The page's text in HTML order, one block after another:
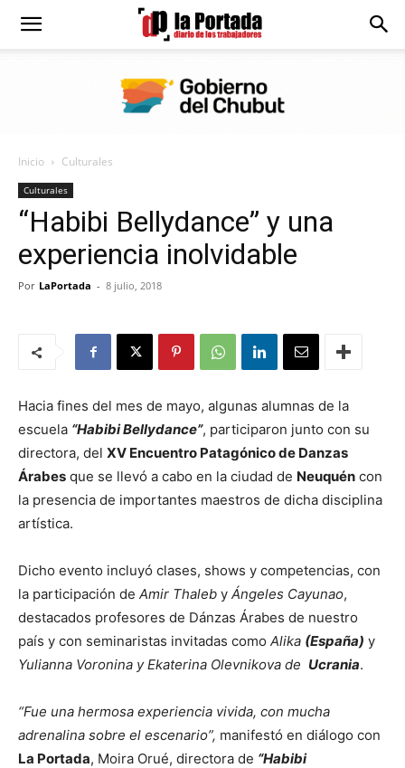
Diario
Portada
Inicio Culturales
Culturales
“Habibi Bellydance” y una
experiencia inolvidable
Por LaPortada - 8 julio, 2018
Hacia fines del mes de mayo, algunas alumnas de la
escuela “Habibi Bellydance”, participaron junto con su
directora, del XV Encuentro Patagónico de Danzas
Árabes que se llevó a cabo en la ciudad de Neuquén con
la presencia de importantes maestros de dicha disciplina
artística.
Dicho evento incluyó clases, shows y competencias, con
la participación de Amir Thaleb y Ángeles Cayunao,
destacados profesores de Dánzas Árabes de nuestro
país y con seminaristas invitadas como Alika (España) y
Yulianna Voronina y Ekaterina Olevnikova de Ucrania.
“Fue una hermosa experiencia vivida, con mucha
adrenalina sobre el escenario”, manifestó en diálogo con
La Portada, Moira Orué, directora de “Habibi